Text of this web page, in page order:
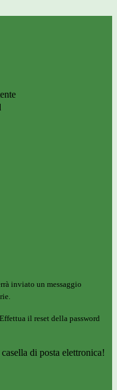
inviato un messaggio
il reset della password
di posta elettronica!